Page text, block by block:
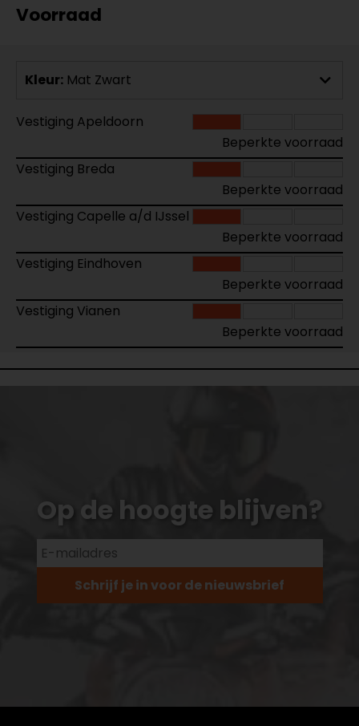
Voorraad
Kleur: Mat Zwart
Vestiging Apeldoorn
Beperkte voorraad
Vestiging Breda
Beperkte voorraad
Vestiging Capelle a/d IJssel
Beperkte voorraad
Vestiging Eindhoven
Beperkte voorraad
Vestiging Vianen
Beperkte voorraad
Op de hoogte blijven?
Schrijf je in voor de nieuwsbrief